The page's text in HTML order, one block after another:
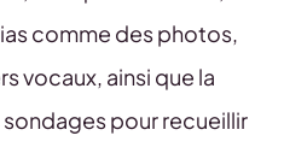
comme des photos,
vocaux, ainsi que la
pour recueillir